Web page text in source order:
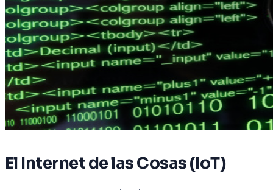
El Internet de las Cosas (IoT)